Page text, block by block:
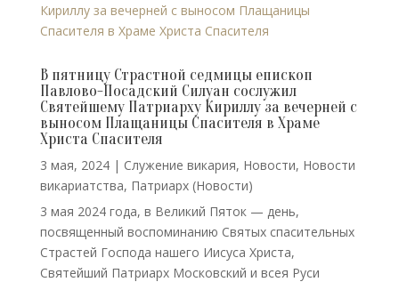
В пятницу Страстной седмицы епископ
Павлово-Посадский Силуан сослужил
Святейшему Патриарху Кириллу за вечерней с
выносом Плащаницы Спасителя в Храме
Христа Спасителя
3 мая, 2024| Cлужение викария, Новости, Новости
викариатства, Патриарх (Новости)
3 мая 2024 года, в Великий Пяток — день,
посвященный воспоминанию Святых спасительных
Страстей Господа нашего Иисуса Христа,
Святейший Патриарх Московский и всея Руси